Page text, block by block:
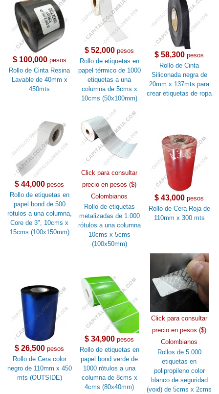
$ 100,000pesos
Rollo de Cinta Resina
Lavable de 40mm x
450mts
$ 52,000 pesos
Rollo de etiquetas en
papel térmico de 1000
etiquetas a una
columna de 5cms x
10cms (50x100mm)
$ 58,300 pesos
Rollo de Cinta
Siliconada negra de
20mm x 137mts para
crear etiquetas de ropa
$ 44,000 pesos
Rollo de etiquetas en
papel bond de 500
rótulos a una columna,
Core de 3", 10cms x
15cms (100x150mm)
Click para consultar
precio en pesos ($)
Colombianos
Rollo de etiquetas
metalizadas de 1.000
rótulos a una columna
10cms x 5cms
(100x50mm)
$ 43,000 pesos
Rollo de Cera Roja de
110mm x 300 mts
$ 26,500 pesos
Rollo de Cera color
negro de 110mm x 450
mts (OUTSIDE)
$ 34,900 pesos
Rollo de etiquetas en
papel bond verde de
1000 rótulos a una
columna de 8cms x
4cms (80x40mm)
Click para consultar
precio en pesos ($)
Colombianos
Rollos de 5.000
etiquetas en
polipropileno color
blanco de seguridad
(void) de 5cms x 2cms